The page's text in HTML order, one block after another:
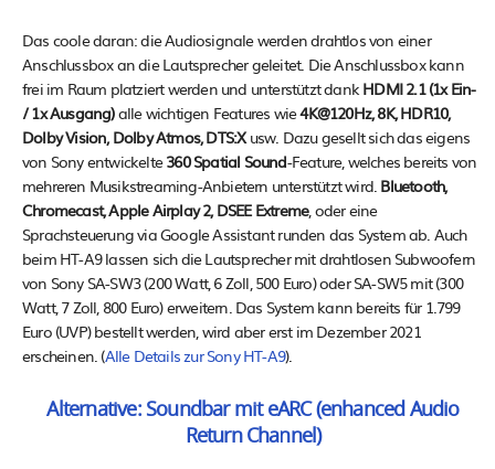
Das coole daran: die Audiosignale werden drahtlos von einer
Anschlussbox an die Lautsprecher geleitet. Die Anschlussbox kann
frei im Raum platziert werden und unterstützt dank HDMI 2.1 (1x Ein-
/ 1x Ausgang)alle wichtigen Features wie4K@120Hz, 8K, HDR10,
Dolby Vision, Dolby Atmos, DTS:Xusw. Dazu gesellt sich das eigens
von Sony entwickelte360 Spatial Sound-Feature, welches bereits von
mehreren Musikstreaming-Anbietern unterstützt wird. Bluetooth,
Chromecast, Apple Airplay 2, DSEE Extreme, oder eine
Sprachsteuerung via Google Assistant runden das System ab. Auch
beim HT-A9 lassen sich die Lautsprecher mit drahtlosen Subwoofern
von Sony SA-SW3 (200 Watt, 6 Zoll, 500 Euro) oder SA-SW5 mit (300
Watt, 7 Zoll, 800 Euro) erweitern. Das System kann bereits für 1.799
Euro (UVP) bestellt werden, wird aber erst im Dezember 2021
erscheinen. (Alle Details zur Sony HT-A9).
Alternative: Soundbar mit eARC (enhanced Audio
Return Channel)